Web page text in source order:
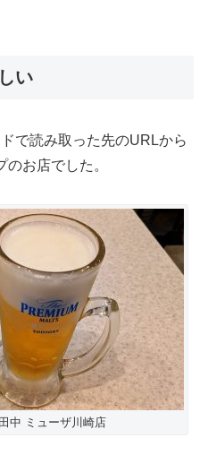
い
で読み取った先のURLから
お店でした。
中 ミューザ川崎店